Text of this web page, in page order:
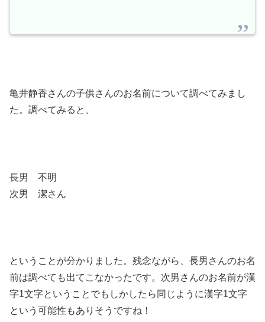
亀井静香さんの子供さんのお名前について調べてみまし
た。調べてみると、
長男 不明
次男 潔さん
ということが分かりました。残念ながら、長男さんのお名
前は調べても出てこなかったです。次男さんのお名前が漢
字1文字ということでもしかしたら同じように漢字1文字
という可能性もありそうですね！